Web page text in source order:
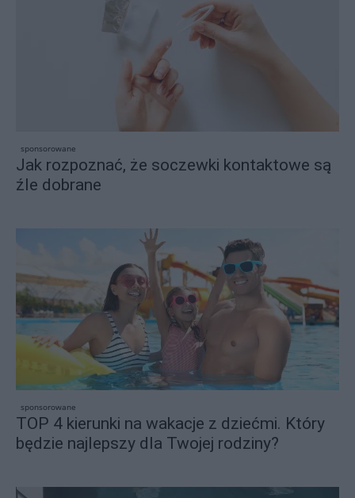
sponsorowane
Jak rozpoznać, że soczewki kontaktowe są
źle dobrane
sponsorowane
TOP 4 kierunki na wakacje z dziećmi. Który
będzie najlepszy dla Twojej rodziny?